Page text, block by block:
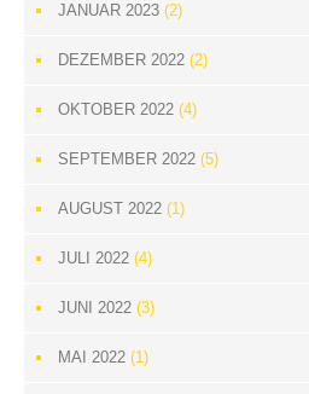
JANUAR 2023 (2)
DEZEMBER 2022 (2)
OKTOBER 2022 (4)
SEPTEMBER 2022 (5)
AUGUST 2022 (1)
JULI 2022 (4)
JUNI 2022 (3)
MAI 2022 (1)